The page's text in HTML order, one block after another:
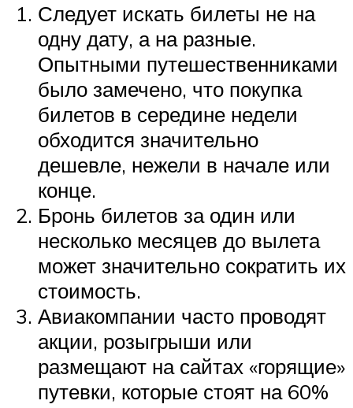
Следует искать билеты не на
одну дату, а на разные.
Опытными путешественниками
было замечено, что покупка
билетов в середине недели
обходится значительно
дешевле, нежели в начале или
конце.
Бронь билетов за один или
несколько месяцев до вылета
может значительно сократить их
стоимость.
Авиакомпании часто проводят
акции, розыгрыши или
размещают на сайтах «горящие»
путевки, которые стоят на 60%